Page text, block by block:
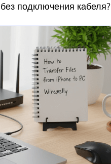
подключения кабеля?